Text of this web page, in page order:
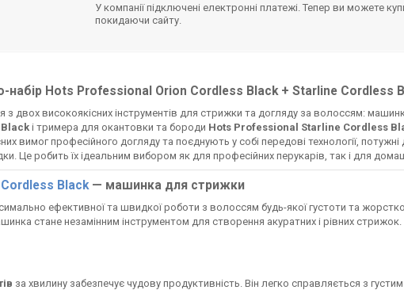
У компанії підключені електронні платежі. Тепер ви можете
покидаючи сайту.
набір Hots Professional Orion Cordless Black + Starline Cordless
з двох високоякісних інструментів для стрижки та догляду за волоссям:
і тримера для окантовки та бороди Hots Professional Starline Cordless
вимог професійного догляду та поєднують у собі передові технології,
Це робить їх ідеальним вибором як для професійних перукарів, так і для
Black— машинка для стрижки
ефективної та швидкої роботи з волоссям будь-якої густоти та
стане незамінним інструментом для створення акуратних і рівних стрижок.
за хвилину забезпечує чудову продуктивність. Він легко справляється з